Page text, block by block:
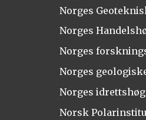
Norges
Norges
Norges
Norges
Norges
Norsk